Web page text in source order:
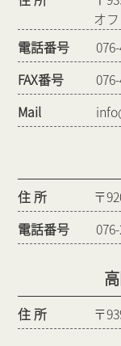
オ
電話番号
FAX番号
Mail
住 所
〒
電話番号
住 所 〒